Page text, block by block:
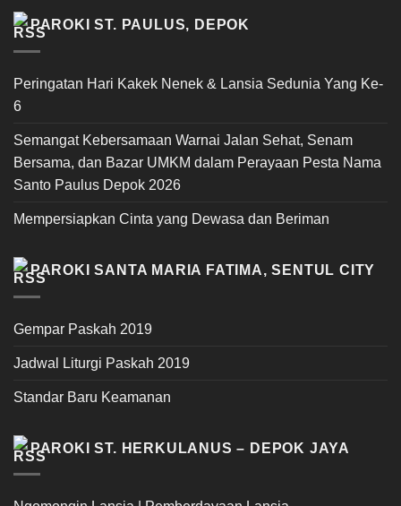
PAROKI ST. PAULUS, DEPOK
Peringatan Hari Kakek Nenek & Lansia Sedunia Yang Ke-
6
Semangat Kebersamaan Warnai Jalan Sehat, Senam
Bersama, dan Bazar UMKM dalam Perayaan Pesta Nama
Santo Paulus Depok 2026
Mempersiapkan Cinta yang Dewasa dan Beriman
PAROKI SANTA MARIA FATIMA, SENTUL CITY
Gempar Paskah 2019
Jadwal Liturgi Paskah 2019
Standar Baru Keamanan
PAROKI ST. HERKULANUS – DEPOK JAYA